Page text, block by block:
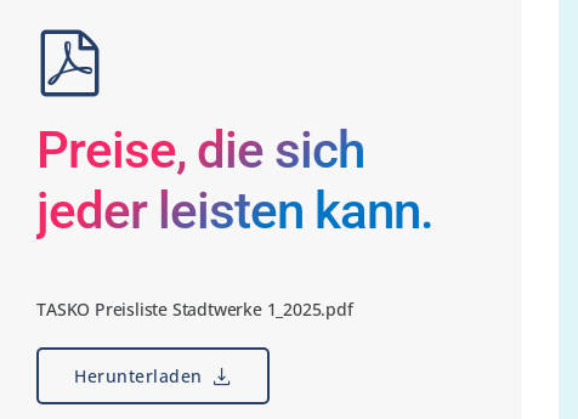
Preise, die sich
jeder leisten kann.
TASKO Preisliste Stadtwerke 1_2025.pdf
Herunterladen